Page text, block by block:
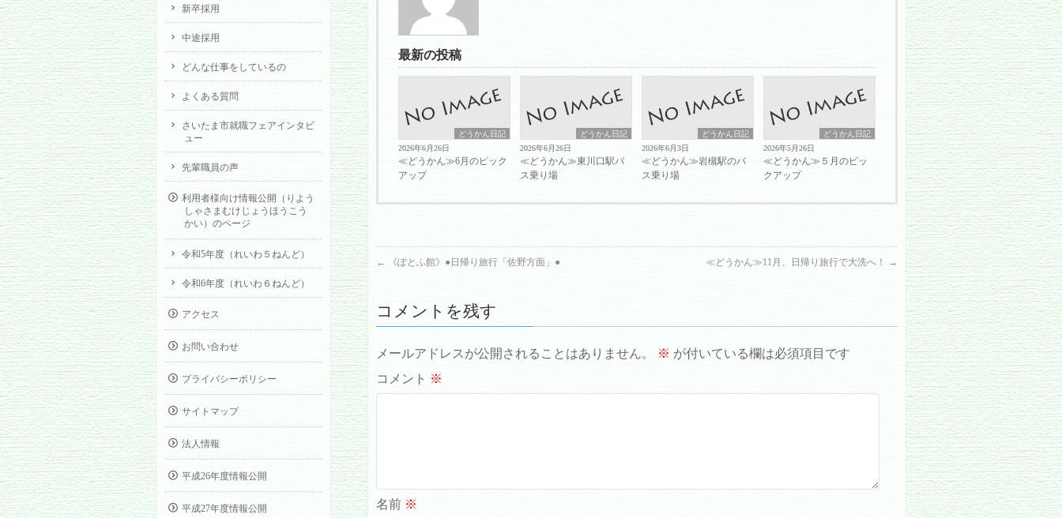
最新の投稿
どうかん日記
2026年6月26日
≪どうかん≫6月のピック
アップ
どうかん日記
2026年6月26日
≪どうかん≫東川口駅バ
ス乗り場
どうかん日記
2026年6月3日
≪どうかん≫岩槻駅のバ
ス乗り場
どうかん日記
2026年5月26日
≪どうかん≫５月のピッ
クアップ
← 《ぽとふ館》●日帰り旅行「佐野方面」● ≪どうかん≫11月、日帰り旅行で大洗へ！ →
コメントを残す
メールアドレスが公開されることはありません。 ※ が付いている欄は必須項目です
コメント ※
名前 ※
新卒採用
中途採用
どんな仕事をしているの
よくある質問
さいたま市就職フェアインタビ
ュー
先輩職員の声
利用者様向け情報公開（りよう
しゃさまむけじょうほうこう
かい）のページ
令和5年度（れいわ５ねんど）
令和6年度（れいわ６ねんど）
アクセス
お問い合わせ
プライバシーポリシー
サイトマップ
法人情報
平成26年度情報公開
平成27年度情報公開